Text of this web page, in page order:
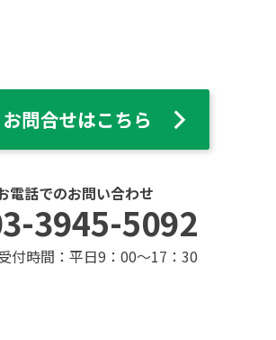
電話でのお問い合わせ
3945-5092
付時間：平日9：00～17：30